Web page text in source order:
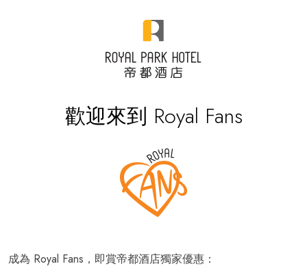
歡迎來到 Royal Fans
成為 Royal Fans，即賞帝都酒店獨家優惠：